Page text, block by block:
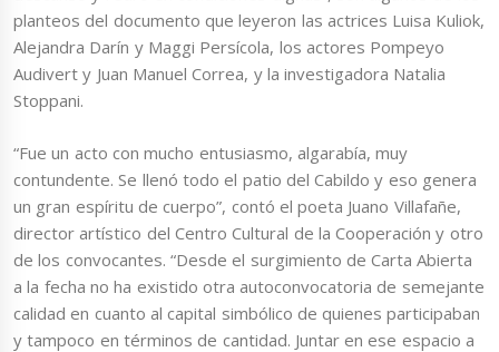
planteos del documento que leyeron las actrices Luisa Kuliok,
Alejandra Darín y Maggi Persícola, los actores Pompeyo
Audivert y Juan Manuel Correa, y la investigadora Natalia
Stoppani.
“Fue un acto con mucho entusiasmo, algarabía, muy
contundente. Se llenó todo el patio del Cabildo y eso genera
un gran espíritu de cuerpo”, contó el poeta Juano Villafañe,
director artístico del Centro Cultural de la Cooperación y otro
de los convocantes. “Desde el surgimiento de Carta Abierta
a la fecha no ha existido otra autoconvocatoria de semejante
calidad en cuanto al capital simbólico de quienes participaban
y tampoco en términos de cantidad. Juntar en ese espacio a